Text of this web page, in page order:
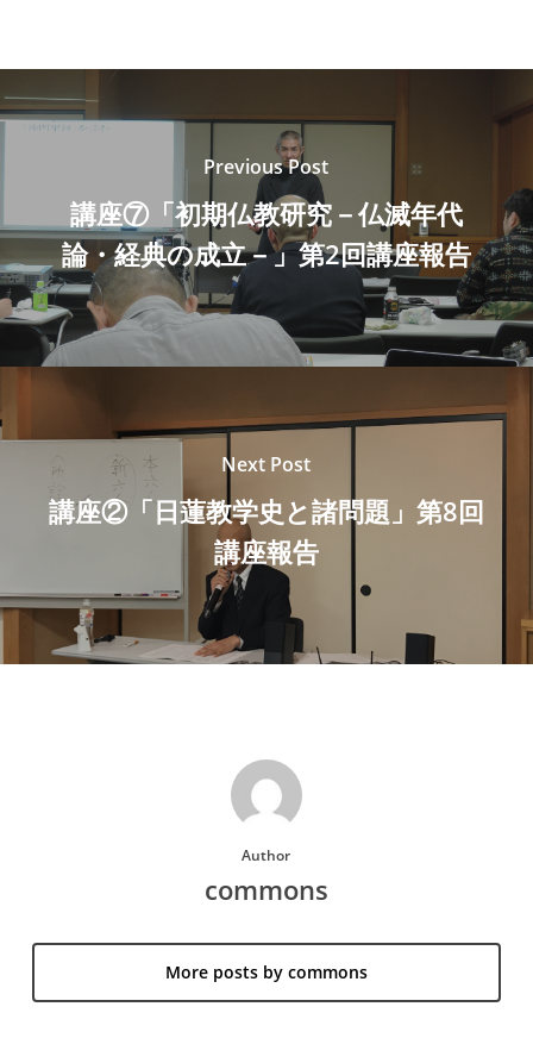
Previous Post
講座⑦「初期仏教研究－仏滅年代
論・経典の成立－」第2回講座報告
Next Post
講座②「日蓮教学史と諸問題」第8回
講座報告
Author
commons
More posts by commons